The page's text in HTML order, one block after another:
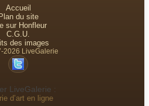
Accueil
du site
sur Honfleur
C.G.U.
des images
2026 LiveGalerie
LiveGalerie :
d’art en ligne